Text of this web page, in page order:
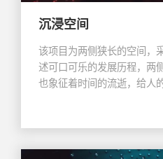
沉浸空间
该项目为两侧狭长的空间，
述可口可乐的发展历程，两
也象征着时间的流逝，给人